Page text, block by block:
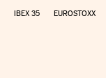
IBEX 35 EUROSTOXX